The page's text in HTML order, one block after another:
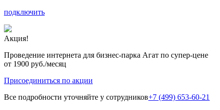
подключить
Акция!
Проведение интернета для бизнес-парка Агат по супер-цене
от 1900 руб./месяц
Присоединиться по акции
Все подробности уточняйте у сотрудников+7 (499) 653-60-21